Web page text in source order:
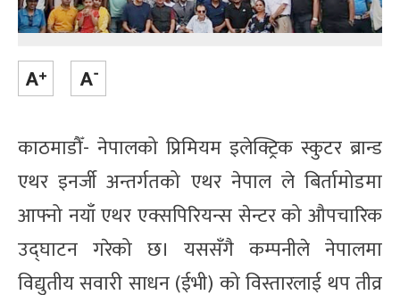
काठमाडौँ- नेपालको प्रिमियम इलेक्ट्रिक स्कुटर ब्रान्ड
एथर इनर्जी अन्तर्गतको एथर नेपाल ले बिर्तामोडमा
आफ्नो नयाँ एथर एक्सपिरियन्स सेन्टर को औपचारिक
उद्घाटन गरेको छ। यससँगै कम्पनीले नेपालमा
विद्युतीय सवारी साधन (ईभी) को विस्तारलाई थप तीव्र